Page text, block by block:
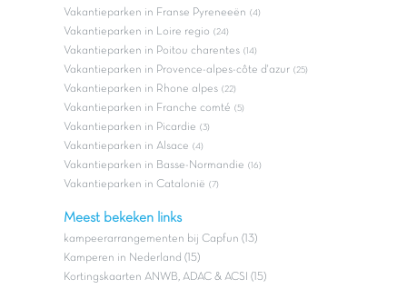
Vakantieparken in Franse Pyreneeën (4)
Vakantieparken in Loire regio (24)
Vakantieparken in Poitou charentes (14)
Vakantieparken in Provence-alpes-côte d'azur (25)
Vakantieparken in Rhone alpes (22)
Vakantieparken in Franche comté (5)
Vakantieparken in Picardie (3)
Vakantieparken in Alsace (4)
Vakantieparken in Basse-Normandie (16)
Vakantieparken in Catalonië (7)
Meest bekeken links
kampeerarrangementen bij Capfun (13)
Kamperen in Nederland (15)
Kortingskaarten ANWB, ADAC & ACSI (15)